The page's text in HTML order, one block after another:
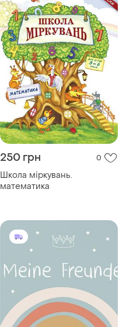
250 грн 0
Школа міркувань.
математика